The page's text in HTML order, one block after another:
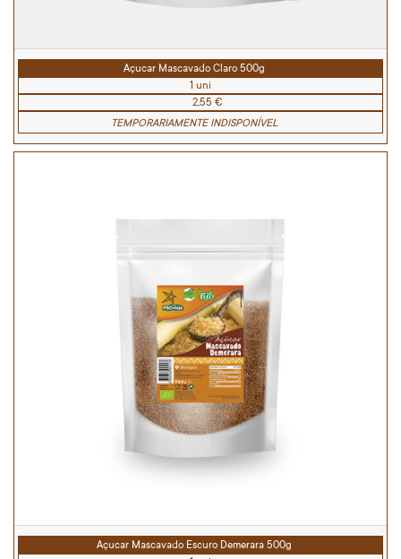
Açucar Mascavado Claro 500g
1 uni
2,55 €
TEMPORARIAMENTE INDISPONÍVEL
Açucar Mascavado Escuro Demerara 500g